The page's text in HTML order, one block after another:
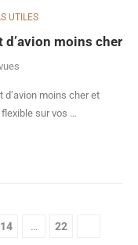
UTILES
moins cher
d’avion moins cher et
flexible sur vos …
14 …
22